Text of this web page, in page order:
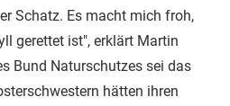
Schatz. Es macht mich froh,
gerettet ist", erklärt Martin
Bund Naturschutzes sei das
hätten ihren